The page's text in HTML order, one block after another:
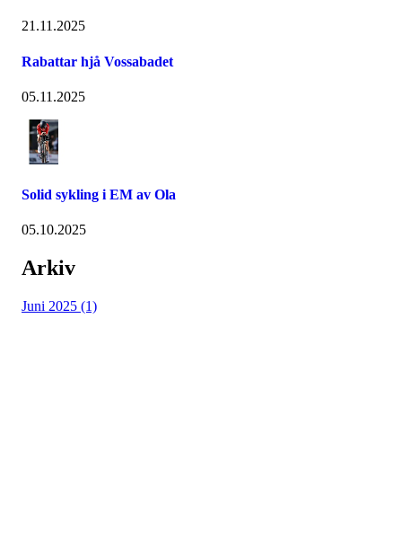
21.11.2025
Rabattar hjå Vossabadet
05.11.2025
Solid sykling i EM av Ola
05.10.2025
Arkiv
Juni 2025 (1)